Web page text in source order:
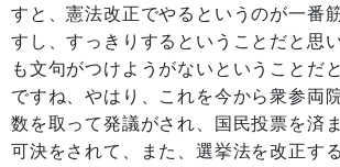
すと、憲法改正でやるというのが一番
すし、すっきりするということだと思
も文句がつけようがないということだ
ですね、やはり、これを今から衆参両
数を取って発議がされ、国民投票を済
可決をされて、また、選挙法を改正す